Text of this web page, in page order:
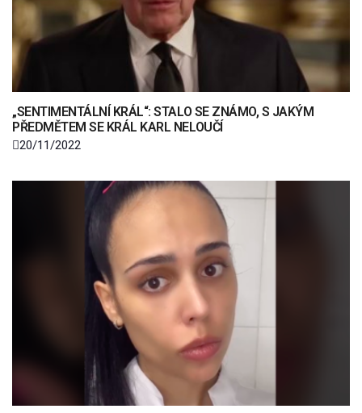
„SENTIMENTÁLNÍ KRÁL“: STALO SE ZNÁMO, S JAKÝM
PŘEDMĚTEM SE KRÁL KARL NELOUČÍ
20/11/2022